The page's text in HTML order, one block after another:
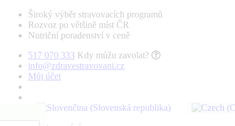
Široký výběr stravovacích programů
Rozvoz po většině míst ČR
Nutriční poradenství v ceně
517 070 333 Kdy můžu zavolat?
info@zdravestravovani.cz
Můj účet